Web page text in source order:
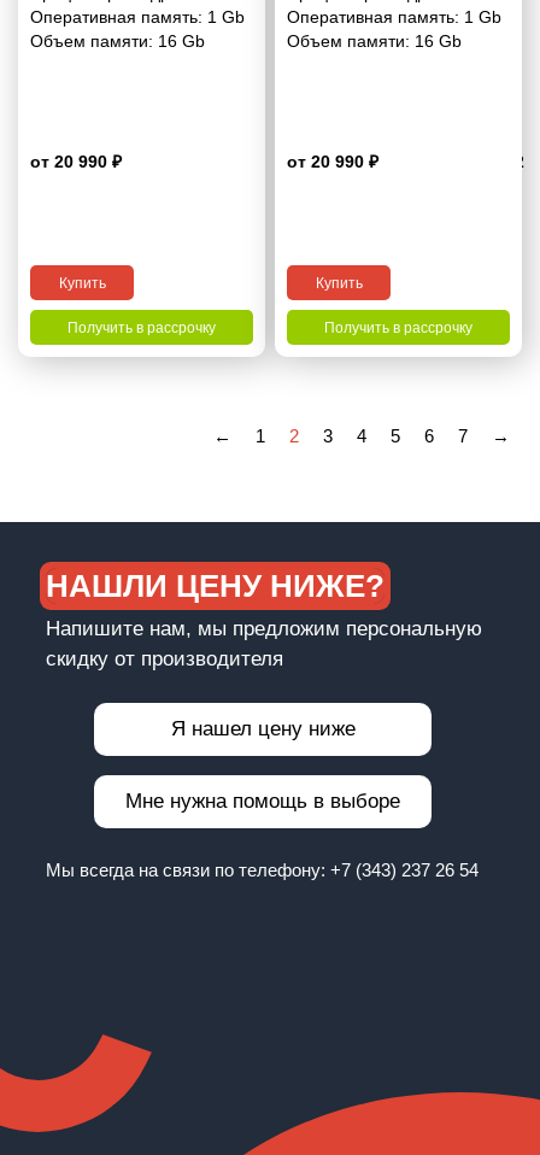
Оперативная память: 1 Gb
Объем памяти: 16 Gb
от 20 990 ₽ 4.2
Купить
Получить в рассрочку
Оперативная память: 1 Gb
Объем памяти: 16 Gb
от 20 990 ₽
Купить
Получить в рассрочку
← 1 2 3 4 5 6 7 →
НАШЛИ ЦЕНУ НИЖЕ?
Напишите нам, мы предложим персональную
скидку от производителя
Я нашел цену ниже
Мне нужна помощь в выборе
Мы всегда на связи по телефону: +7 (343) 237 26 54